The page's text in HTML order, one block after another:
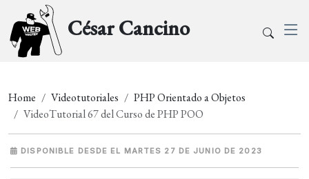
César Cancino
Home Videotutoriales
PHP Orientado a Objetos
VideoTutorial 67 del Curso de PHP POO
DISPONIBLE DESDE EL MARTES 27 DE JUNIO DE 2023